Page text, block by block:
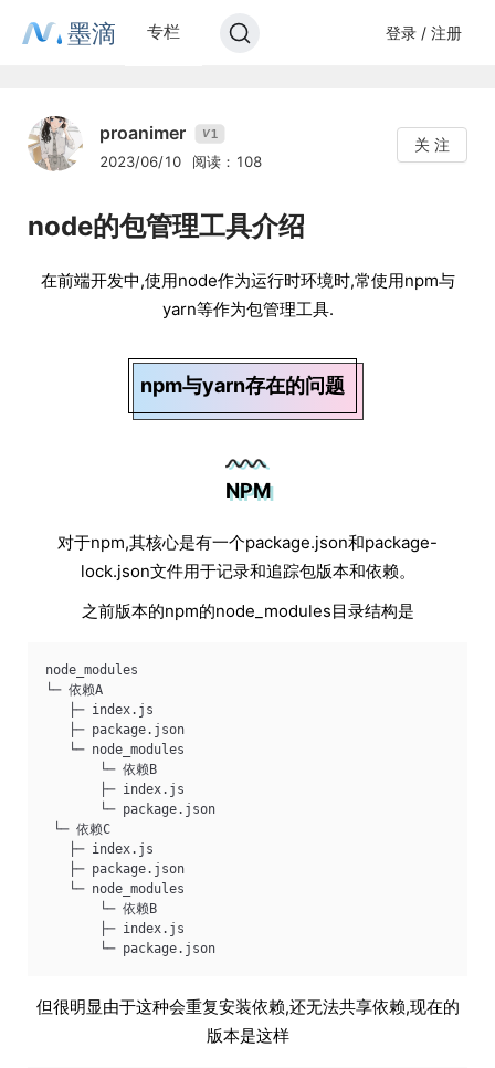
墨滴 专栏 登录 / 注册
proanimer V1
2023/06/10 阅读：108
关 注
node的包管理工具介绍
在前端开发中,使用node作为运行时环境时,常使用npm与
yarn等作为包管理工具.
npm与yarn存在的问题
NPM
对于npm,其核心是有一个package.json和package-
lock.json文件用于记录和追踪包版本和依赖。
之前版本的npm的node_modules目录结构是
node_modules
└─ 依赖A
├─ index.js
├─ package.json
└─ node_modules
└─ 依赖B
├─ index.js
└─ package.json
└─ 依赖C
├─ index.js
├─ package.json
└─ node_modules
└─ 依赖B
├─ index.js
└─ package.json
但很明显由于这种会重复安装依赖,还无法共享依赖,现在的
版本是这样